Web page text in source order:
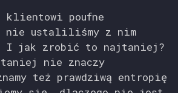
klientowi poufne
nie ustaliliśmy z nim
I jak zrobić to najtaniej?
nie znaczy
też prawdziwą entropię